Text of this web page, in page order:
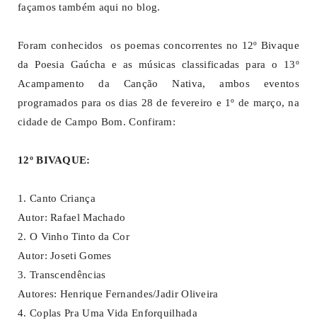
façamos também aqui no blog.
Foram conhecidos os poemas concorrentes no 12º Bivaque
da Poesia Gaúcha e as músicas classificadas para o 13º
Acampamento da Canção Nativa, ambos eventos
programados para os dias 28 de fevereiro e 1º de março, na
cidade de Campo Bom. Confiram:
12º BIVAQUE:
1. Canto Criança
Autor: Rafael Machado
2. O Vinho Tinto da Cor
Autor: Joseti Gomes
3. Transcendências
Autores: Henrique Fernandes/Jadir Oliveira
4. Coplas Pra Uma Vida Enforquilhada